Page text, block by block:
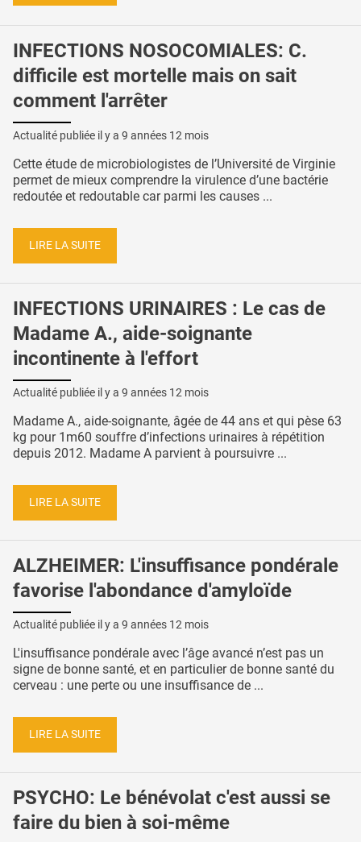
INFECTIONS NOSOCOMIALES: C.
difficile est mortelle mais on sait
comment l'arrêter
Actualité publiée il y a 9 années 12 mois
Cette étude de microbiologistes de l’Université de Virginie
permet de mieux comprendre la virulence d’une bactérie
redoutée et redoutable car parmi les causes ...
LIRE LA SUITE
INFECTIONS URINAIRES : Le cas de
Madame A., aide-soignante
incontinente à l'effort
Actualité publiée il y a 9 années 12 mois
Madame A., aide-soignante, âgée de 44 ans et qui pèse 63
kg pour 1m60 souffre d’infections urinaires à répétition
depuis 2012. Madame A parvient à poursuivre ...
LIRE LA SUITE
ALZHEIMER: L'insuffisance pondérale
favorise l'abondance d'amyloïde
Actualité publiée il y a 9 années 12 mois
L'insuffisance pondérale avec l’âge avancé n’est pas un
signe de bonne santé, et en particulier de bonne santé du
cerveau : une perte ou une insuffisance de ...
LIRE LA SUITE
PSYCHO: Le bénévolat c'est aussi se
faire du bien à soi-même